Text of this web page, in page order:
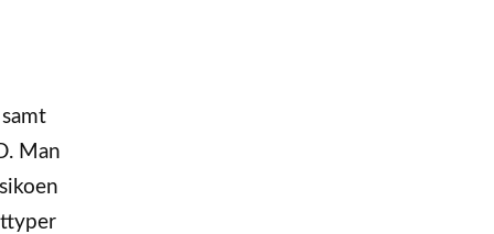
samt
Man